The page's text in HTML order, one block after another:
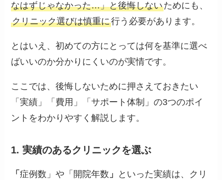
なはずじゃなかった…」と後悔しないためにも、
クリニック選びは慎重に行う必要があります。
とはいえ、初めての方にとっては何を基準に選べ
ばいいのか分かりにくいのが実情です。
ここでは、後悔しないために押さえておきたい
「実績」「費用」「サポート体制」の3つのポイ
ントをわかりやすく解説します。
1. 実績のあるクリニックを選ぶ
「症例数」や「開院年数 」
といった実績は、クリ